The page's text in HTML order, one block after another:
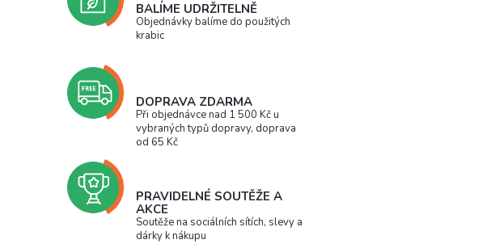
BALÍME UDRŽITELNĚ
Objednávky balíme do použitých
krabic
DOPRAVA ZDARMA
Při objednávce nad 1 500 Kč u
vybraných typů dopravy, doprava
od 65 Kč
PRAVIDELNÉ SOUTĚŽE A
AKCE
Soutěže na sociálních sítích, slevy a
dárky k nákupu